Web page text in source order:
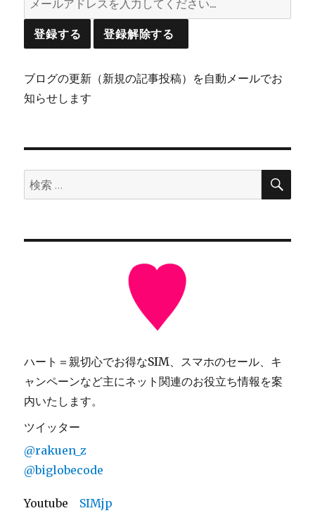
ブログの更新（新規の記事投稿）を自動メールでお
知らせします
検
索:
検
ハート＝親切心でお得なSIM、スマホのセール、キ
ャンペーンなど主にネット関連のお役立ち情報を案
内いたします。
ツイッター
@rakuen_z
@biglobecode
Youtube SIMjp